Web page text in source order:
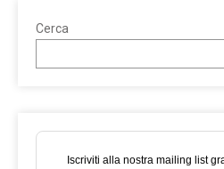
Cerca
Iscriviti alla nostra mailing list